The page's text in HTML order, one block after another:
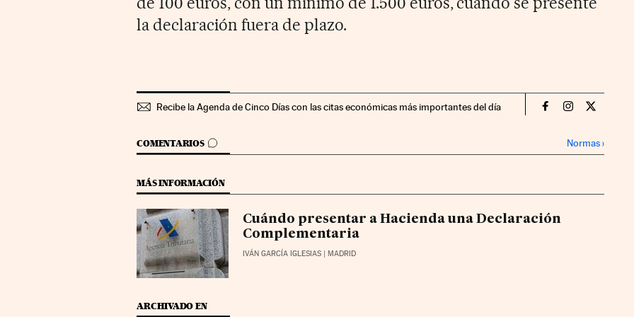
la declaración fuera de plazo.
Recibe la Agenda de Cinco Días con las citas económicas más importantes del día Declaracion
Declaracion
COMENTARIOS
IR A LOS COMENTARIOS Normas›
MÁS INFORMACIÓN
Cuándo presentar a Hacienda una Declaración
Complementaria
IVÁN GARCÍA IGLESIAS | MADRID
ARCHIVADO EN